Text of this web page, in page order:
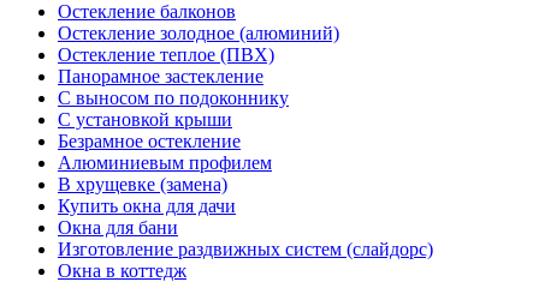
Остекление балконов
Остекление золодное (алюминий)
Остекление теплое (ПВХ)
Панорамное застекление
С выносом по подоконнику
С установкой крыши
Безрамное остекление
Алюминиевым профилем
В хрущевке (замена)
Купить окна для дачи
Окна для бани
Изготовление раздвижных систем (слайдорс)
Окна в коттедж